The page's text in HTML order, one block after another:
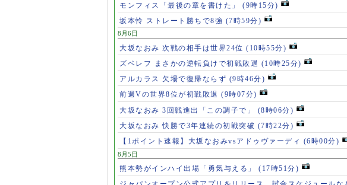
モンフィス「最後の章を書けた」 (9時15分)
坂本怜 ストレート勝ちで8強 (7時59分)
8月6日
大坂なおみ 次戦の相手は世界24位 (10時55分)
ズベレフ まさかの逆転負けで初戦敗退 (10時25分)
アルカラス 欠場で復帰ならず (9時46分)
前週Vの世界8位が初戦敗退 (9時07分)
大坂なおみ 3回戦進出「この調子で」 (8時06分)
大坂なおみ 快勝で3年連続の初戦突破 (7時22分)
【1ポイント速報】大坂なおみvsアドゥヴァーディ (6時00分)
8月5日
熊本勢がインハイ出場「勇気与える」 (17時51分)